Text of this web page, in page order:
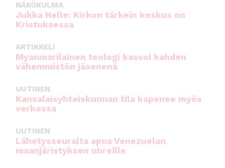
NÄKÖKULMA
Jukka Helle: Kirkon tärkein keskus on
Kristuksessa
ARTIKKELI
Myanmarilainen teologi kasvoi kahden
vähemmistön jäsenenä
UUTINEN
Kansalaisyhteiskunnan tila kapenee myös
verkossa
UUTINEN
Lähetysseuralta apua Venezuelan
maanjäristyksen uhreille